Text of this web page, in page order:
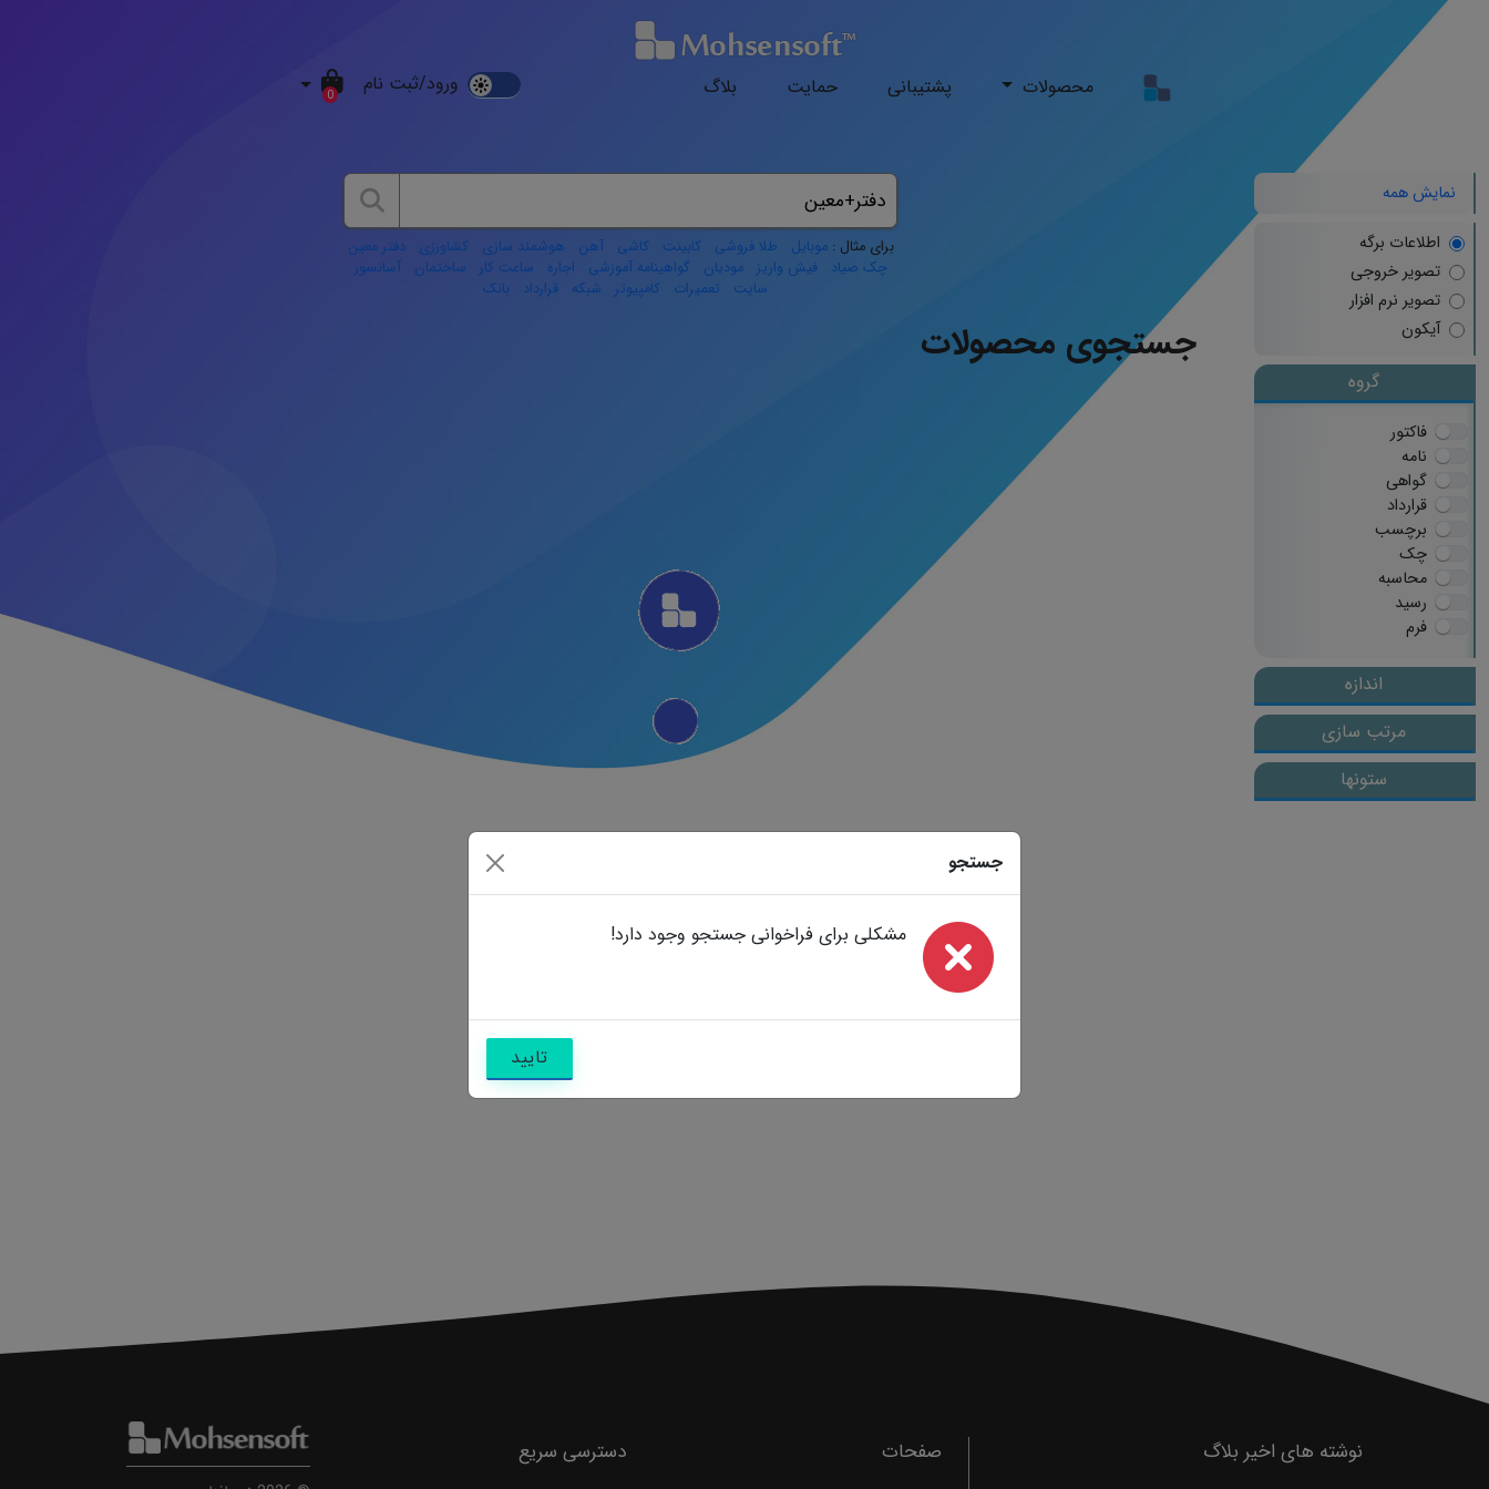
محصولات پشتیبانی حمایت بلاگ
Dark
ورود/ثبت نام 0
نمایش همه
اطلاعات برگه
تصویر خروجی
تصویر نرم افزار
آیکون
گروه
فاکتور
نامه
گواهی
قرارداد
برچسب
چک
محاسبه
رسید
فرم
اندازه
مرتب سازی
ستونها
برای مثال :موبایل طلا فروشی کابینت کاشی آهن هوشمند سازی کشاورزی
دفتر معین
چک صیاد
فیش واریز مودیان گواهینامه آموزشی اجاره ساعت کار ساختمان
آسانسور
سایت
تعمیرات کامپیوتر شبکه قرارداد بانک
جستجوی محصولات
نوشته های اخیر بلاگ صفحات دسترسی سریع
جستجو
مشکلی برای فراخوانی جستجو وجود دارد!
تایید